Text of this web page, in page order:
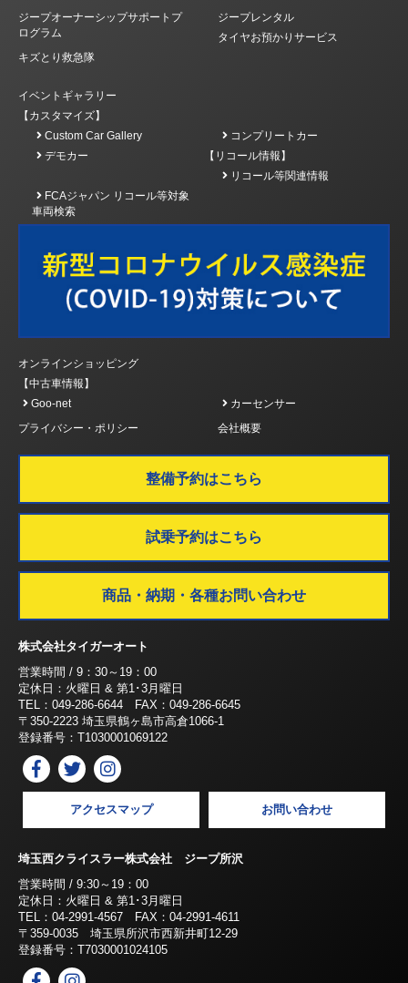
ジープオーナーシップサポートプ
ログラム
ジープレンタル
タイヤお預かりサービス
キズとり救急隊
イベントギャラリー
【カスタマイズ】
Custom Car Gallery
コンプリートカー
デモカー
【リコール情報】
リコール等関連情報
FCAジャパン リコール等対象
車両検索
オンラインショッピング
【中古車情報】
Goo-net
カーセンサー
プライバシー・ポリシー
会社概要
整備予約はこちら
試乗予約はこちら
商品・納期・各種お問い合わせ
株式会社タイガーオート
営業時間 / 9：30～19：00
定休日：火曜日 & 第1･3月曜日
TEL：049-286-6644 FAX：049-286-6645
〒350-2223 埼玉県鶴ヶ島市高倉1066-1
登録番号：T1030001069122
アクセスマップ お問い合わせ
埼玉西クライスラー株式会社 ジープ所沢
営業時間 / 9:30～19：00
定休日：火曜日 & 第1･3月曜日
TEL：04-2991-4567 FAX：04-2991-4611
〒359-0035 埼玉県所沢市西新井町12-29
登録番号：T7030001024105